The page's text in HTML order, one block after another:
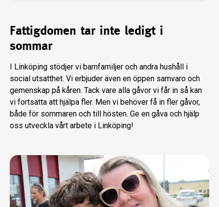
Fattigdomen tar inte ledigt i
sommar
I Linköping stödjer vi barnfamiljer och andra hushåll i
social utsatthet. Vi erbjuder även en öppen samvaro och
gemenskap på kåren. Tack vare alla gåvor vi får in så kan
vi fortsätta att hjälpa fler. Men vi behöver få in fler gåvor,
både för sommaren och till hösten. Ge en gåva och hjälp
oss utveckla vårt arbete i Linköping!